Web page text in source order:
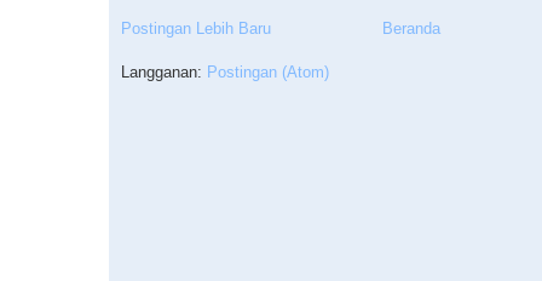
Postingan Lebih Baru Beranda
Langganan: Postingan (Atom)